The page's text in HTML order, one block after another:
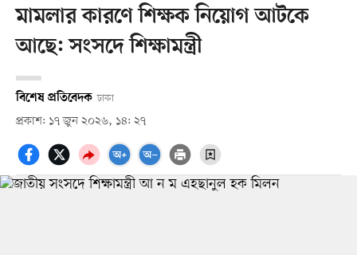
মামলার কারণে শিক্ষক নিয়োগ আটকে
আছে: সংসদে শিক্ষামন্ত্রী
বিশেষ প্রতিবেদক ঢাকা
প্রকাশ: ১৭ জুন ২০২৬, ১৪: ২৭